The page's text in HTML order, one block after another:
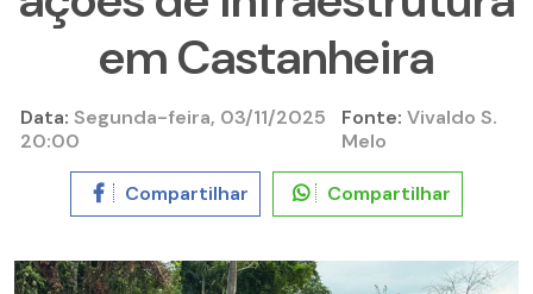
em Castanheira
Data: Segunda-feira, 03/11/2025
20:00
Fonte: Vivaldo S.
Melo
Compartilhar Compartilhar